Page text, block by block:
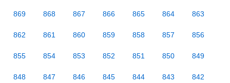
869 868 867 866 865 864 863
862 861 860 859 858 857 856
855 854 853 852 851 850 849
848 847 846 845 844 843 842